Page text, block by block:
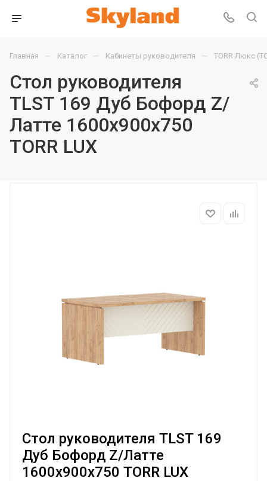
Главная — Каталог — Кабинеты руководителя — TORR Люкс
Стол руководителя
TLST 169 Дуб Бофорд Z/
Латте 1600х900х750
TORR LUX
Стол руководителя TLST 169
Дуб Бофорд Z/Латте
1600х900х750 TORR LUX